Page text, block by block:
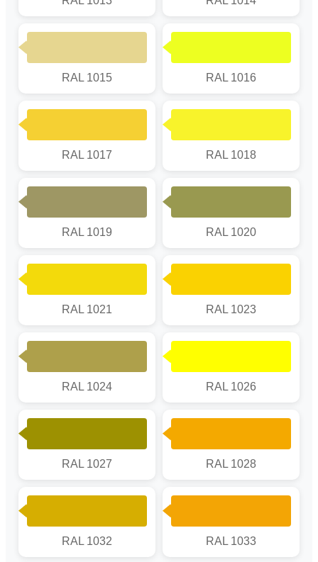
RAL 1015 RAL 1016
RAL 1017 RAL 1018
RAL 1019 RAL 1020
RAL 1021 RAL 1023
RAL 1024 RAL 1026
RAL 1027 RAL 1028
RAL 1032 RAL 1033